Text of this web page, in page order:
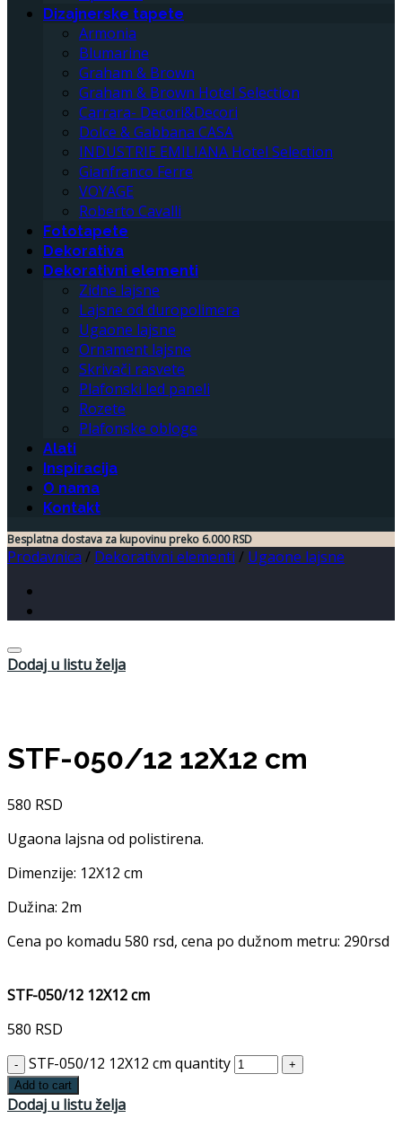
Dizajnerske tapete
Armonia
Blumarine
Graham & Brown
Graham & Brown Hotel Selection
Carrara- Decori&Decori
Dolce & Gabbana CASA
INDUSTRIE EMILIANA Hotel Selection
Gianfranco Ferre
VOYAGE
Roberto Cavalli
Fototapete
Dekorativa
Dekorativni elementi
Zidne lajsne
Lajsne od duropolimera
Ugaone lajsne
Ornament lajsne
Skrivači rasvete
Plafonski led paneli
Rozete
Plafonske obloge
Alati
Inspiracija
O nama
Kontakt
Besplatna dostava za kupovinu preko 6.000 RSD
Prodavnica / Dekorativni elementi / Ugaone lajsne
Dodaj u listu želja
STF-050/12 12X12 cm
580 RSD
Ugaona lajsna od polistirena.
Dimenzije: 12X12 cm
Dužina: 2m
Cena po komadu 580 rsd, cena po dužnom metru: 290rsd
STF-050/12 12X12 cm
580 RSD
STF-050/12 12X12 cm quantity
Add to cart
Dodaj u listu želja